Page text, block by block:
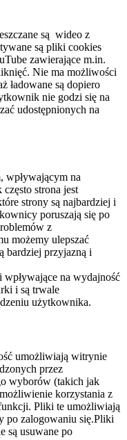
są wideo z
są pliki cookies
zawierające m.in.
Nie ma możliwości
ładowane są dopiero
nie godzi się na
udostępnionych na
wpływającym na
strona jest
strony są najbardziej i
poruszają się po
z
możemy ulepszać
bardziej przyjazną i
na wydajność
i są trwale
użytkownika.
umożliwiają witrynie
przez
wyborów (takich jak
korzystania z
Pliki te umożliwiają
po zalogowaniu się.Pliki
są usuwane po